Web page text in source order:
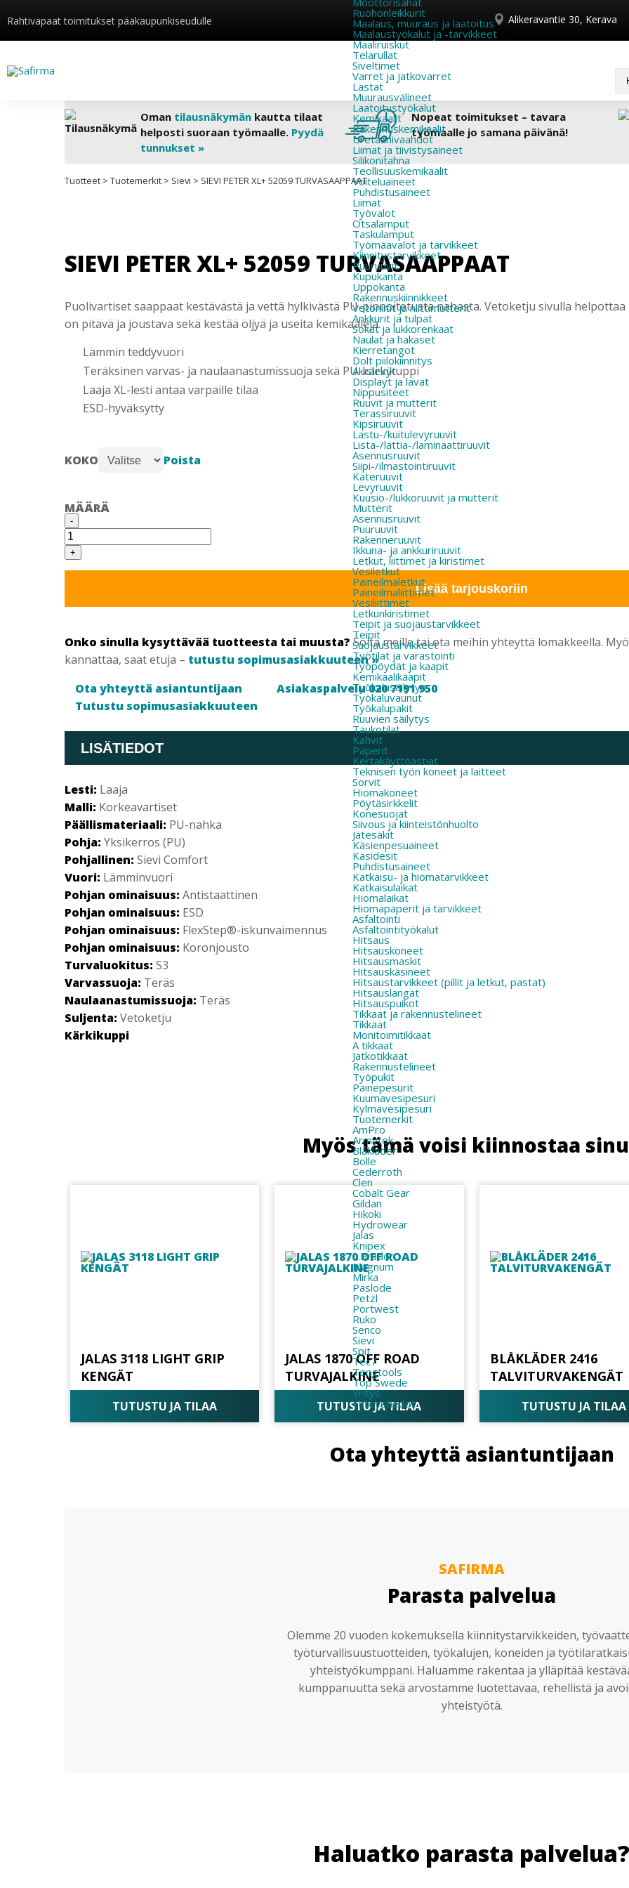
Rahtivapaat toimitukset pääkaupunkiseudulle Alikeravantie 30, Kerava
Ruohonleikkurit
Maalaus, muuraus ja laatoitus
Maalaustyökalut ja -tarvikkeet
Maaliruiskut
Telarullat
Siveltimet
Varret ja jatkovarret
Lastat
Muurausvälineet
Laatoitustyökalut
Kemikaalit
Rakennuskemikaalit
Uretaanivaahdot
Liimat ja tiivistysaineet
Silikonitahna
Teollisuuskemikaalit
Voiteluaineet
Puhdistusaineet
Liimat
Työvalot
Otsalamput
Taskulamput
Työmaavalot ja tarvikkeet
Kiinnitys­tarvikkeet
Puuruuvit
Kupukanta
Uppokanta
Rakennuskiinnikkeet
Vetoniitit ja niittimutterit
Ankkurit ja tulpat
Sokat ja lukkorenkaat
Naulat ja hakaset
Kierretangot
Dolt piilokiinnitys
Aluslevyt
Displayt ja lavat
Nippusiteet
Ruuvit ja mutterit
Terassiruuvit
Kipsiruuvit
Lastu-/kuitulevyruuvit
Lista-/lattia-/laminaattiruuvit
Asennusruuvit
Siipi-/ilmastointiruuvit
Kateruuvit
Levyruuvit
Kuusio-/lukkoruuvit ja mutterit
Mutterit
Asennusruuvit
Puuruuvit
Rakenneruuvit
Ikkuna- ja ankkuriruuvit
Letkut, liittimet ja kiristimet
Vesiletkut
Paineilmaletkut
Paineilmaliittimet
Vesiliittimet
Letkunkiristimet
Teipit ja suojaustarvikkeet
Teipit
Suojaustarvikkeet
Työtilat ja varastointi
Työpöydät ja kaapit
Kemikaalikaapit
Työkalusäilytys
Työkaluvaunut
Työkalupakit
Ruuvien säilytys
Taukotilat
Kahvit
Paperit
Kertakäyttöastiat
Teknisen työn koneet ja laitteet
Sorvit
Hiomakoneet
Pöytäsirkkelit
Konesuojat
Siivous ja kiinteistönhuolto
Jätesäkit
Käsienpesuaineet
Käsidesit
Puhdistusaineet
Katkaisu- ja hiomatarvikkeet
Katkaisulaikat
Hiomalaikat
Hiomapaperit ja tarvikkeet
Asfaltointi
Asfaltointityökalut
Hitsaus
Hitsauskoneet
Hitsausmaskit
Hitsauskäsineet
Hitsaustarvikkeet (pillit ja letkut, pastat)
Hitsauslangat
Hitsauspuikot
Tikkaat ja rakennustelineet
Tikkaat
Monitoimitikkaat
A tikkaat
Jatkotikkaat
Rakennustelineet
Työpukit
Painepesurit
Kuumavesipesuri
Kylmävesipesuri
Tuotemerkit
AmPro
Armytek
Blåkläder
Bolle
Cederroth
Clen
Cobalt Gear
Gildan
Hikoki
Hydrowear
Jalas
Knipex
L.Brador
Magnum
Mirka
Paslode
Petzl
Portwest
Ruko
Senco
Sievi
Spit
Tec7
Tengtools
Top Swede
Yritys
Yhteystiedot
Oman tilausnäkymänkautta tilaat
helposti suoraan työmaalle. Pyydä
tunnukset »
Nopeat toimitukset – tavara
työmaalle jo samana päivänä!
Tuotteet > Tuotemerkit > Sievi > SIEVI PETER XL+ 52059 TURVASAAPPAAT
SIEVI PETER XL+ 52059 TURVASAAPPAAT
Puolivartiset saappaat kestävästä ja vettä hylkivästä PU-pinnoitetusta nahasta. Vetoketju sivulla
on pitävä ja joustava sekä kestää öljyä ja useita kemikaaleja.
Lämmin teddyvuori
Teräksinen varvas- ja naulaanastumissuoja sekä PU-kärkikuppi
Laaja XL-lesti antaa varpaille tilaa
ESD-hyväksytty
KOKO Poista
MÄÄRÄ
SIEVI
PETER
XL+
52059
TURVASAAPPAAT
määrä
-
+
Lisää tarjouskoriin
Onko sinulla kysyttävää tuotteesta tai muusta?Soita meille tai ota meihin yhteyttä lomakkeella.
kannattaa, saat etuja – tutustu sopimusasiakkuuteen »
Ota yhteyttä asiantuntijaan
Asiakaspalvelu 020 7191 950
Tutustu sopimusasiakkuuteen
LISÄTIEDOT
Lesti: Laaja
Malli: Korkeavartiset
Päällismateriaali: PU-nahka
Pohja: Yksikerros (PU)
Pohjallinen: Sievi Comfort
Vuori: Lämminvuori
Pohjan ominaisuus: Antistaattinen
Pohjan ominaisuus: ESD
Pohjan ominaisuus: FlexStep®-iskunvaimennus
Pohjan ominaisuus: Koronjousto
Turvaluokitus: S3
Varvassuoja: Teräs
Naulaanastumissuoja: Teräs
Suljenta: Vetoketju
Kärkikuppi
Myös tämä voisi kiinnostaa
JALAS 3118 LIGHT GRIP
KENGÄT
TUTUSTU JA TILAA
JALAS 1870 OFF ROAD
TURVAJALKINE
TUTUSTU JA TILAA
BLÅKLÄDER 2416
TALVITURVAKENGÄT
TUTUSTU JA TILAA
Ota yhteyttä asiantuntijaan
SAFIRMA
Parasta palvelua
Olemme 20 vuoden kokemuksella kiinnitystarvikkeiden,
työturvallisuustuotteiden, työkalujen, koneiden ja
yhteistyökumppani. Haluamme rakentaa ja ylläpitää
kumppanuutta sekä arvostamme luotettavaa, rehellistä ja
yhteistyötä.
Haluatko parasta palvelua?